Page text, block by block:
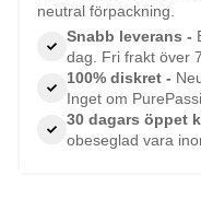
neutral förpackning.
Snabb leverans -
dag. Fri frakt över
100% diskret -
Inget om
30 dagars öppet
obeseglad vara